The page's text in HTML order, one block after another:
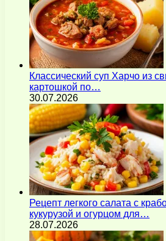
Классический суп Харчо из
картошкой по…
30.07.2026
Рецепт легкого салата с
кукурузой и огурцом для…
28.07.2026